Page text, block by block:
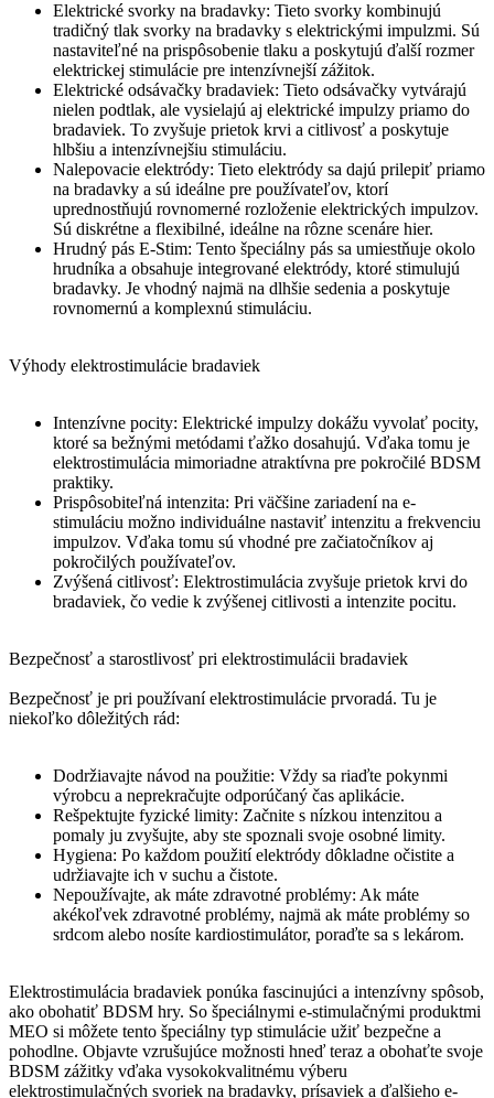
Elektrické svorky na bradavky: Tieto svorky kombinujú
tradičný tlak svorky na bradavky s elektrickými impulzmi. Sú
nastaviteľné na prispôsobenie tlaku a poskytujú ďalší rozmer
elektrickej stimulácie pre intenzívnejší zážitok.
Elektrické odsávačky bradaviek: Tieto odsávačky vytvárajú
nielen podtlak, ale vysielajú aj elektrické impulzy priamo do
bradaviek. To zvyšuje prietok krvi a citlivosť a poskytuje
hlbšiu a intenzívnejšiu stimuláciu.
Nalepovacie elektródy: Tieto elektródy sa dajú prilepiť priamo
na bradavky a sú ideálne pre používateľov, ktorí
uprednostňujú rovnomerné rozloženie elektrických impulzov.
Sú diskrétne a flexibilné, ideálne na rôzne scenáre hier.
Hrudný pás E-Stim: Tento špeciálny pás sa umiestňuje okolo
hrudníka a obsahuje integrované elektródy, ktoré stimulujú
bradavky. Je vhodný najmä na dlhšie sedenia a poskytuje
rovnomernú a komplexnú stimuláciu.
Výhody elektrostimulácie bradaviek
Intenzívne pocity: Elektrické impulzy dokážu vyvolať pocity,
ktoré sa bežnými metódami ťažko dosahujú. Vďaka tomu je
elektrostimulácia mimoriadne atraktívna pre pokročilé BDSM
praktiky.
Prispôsobiteľná intenzita: Pri väčšine zariadení na e-
stimuláciu možno individuálne nastaviť intenzitu a frekvenciu
impulzov. Vďaka tomu sú vhodné pre začiatočníkov aj
pokročilých používateľov.
Zvýšená citlivosť: Elektrostimulácia zvyšuje prietok krvi do
bradaviek, čo vedie k zvýšenej citlivosti a intenzite pocitu.
Bezpečnosť a starostlivosť pri elektrostimulácii bradaviek
Bezpečnosť je pri používaní elektrostimulácie prvoradá. Tu je
niekoľko dôležitých rád:
Dodržiavajte návod na použitie: Vždy sa riaďte pokynmi
výrobcu a neprekračujte odporúčaný čas aplikácie.
Rešpektujte fyzické limity: Začnite s nízkou intenzitou a
pomaly ju zvyšujte, aby ste spoznali svoje osobné limity.
Hygiena: Po každom použití elektródy dôkladne očistite a
udržiavajte ich v suchu a čistote.
Nepoužívajte, ak máte zdravotné problémy: Ak máte
akékoľvek zdravotné problémy, najmä ak máte problémy so
srdcom alebo nosíte kardiostimulátor, poraďte sa s lekárom.
Elektrostimulácia bradaviek ponúka fascinujúci a intenzívny spôsob,
ako obohatiť BDSM hry. So špeciálnymi e-stimulačnými produktmi
MEO si môžete tento špeciálny typ stimulácie užiť bezpečne a
pohodlne. Objavte vzrušujúce možnosti hneď teraz a obohaťte svoje
BDSM zážitky vďaka vysokokvalitnému výberu
elektrostimulačných svoriek na bradavky, prísaviek a ďalšieho e-